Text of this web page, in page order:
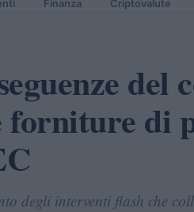
Finanza Criptovalute
forniture di
degli interventi flash che